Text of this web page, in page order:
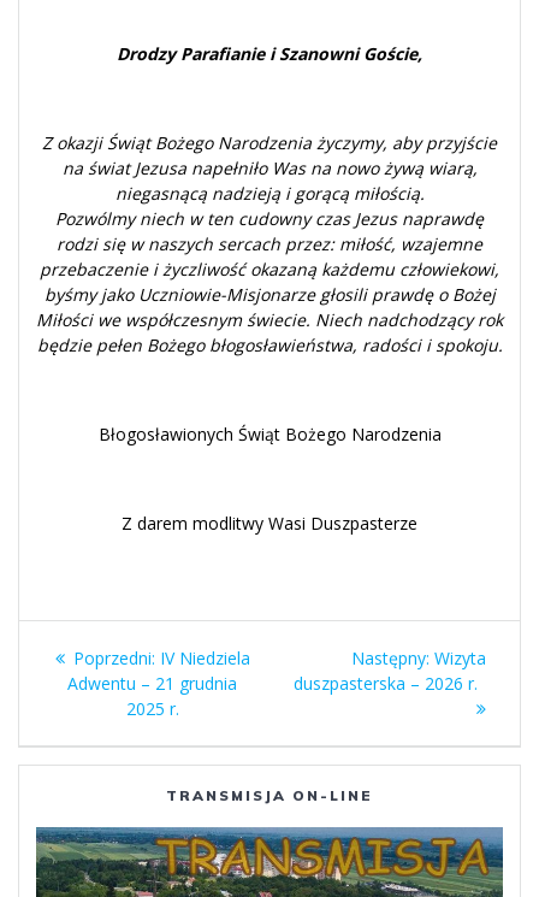
Drodzy Parafianie i Szanowni Goście,
Z okazji Świąt Bożego Narodzenia życzymy, aby przyjście
na świat Jezusa napełniło Was na nowo żywą wiarą,
niegasnącą nadzieją i gorącą miłością.
Pozwólmy niech w ten cudowny czas Jezus naprawdę
rodzi się w naszych sercach przez: miłość, wzajemne
przebaczenie i życzliwość okazaną każdemu człowiekowi,
byśmy jako Uczniowie-Misjonarze głosili prawdę o Bożej
Miłości we współczesnym świecie. Niech nadchodzący rok
będzie pełen Bożego błogosławieństwa, radości i spokoju.
Błogosławionych Świąt Bożego Narodzenia
Z darem modlitwy Wasi Duszpasterze
Nawigacja
wpisu
Poprzedni: Poprzedni
wpis:
IV Niedziela
Adwentu – 21 grudnia
2025 r.
Następny: Następny
wpis:
Wizyta
duszpasterska – 2026 r.
TRANSMISJA ON-LINE